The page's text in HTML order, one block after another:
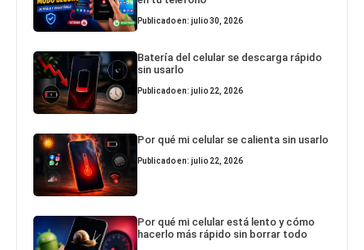
Publicado en: julio 30, 2026
Batería del celular se descarga rápido
sin usarlo
Publicado en: julio 22, 2026
Por qué mi celular se calienta sin usarlo
Publicado en: julio 22, 2026
Por qué mi celular está lento y cómo
hacerlo más rápido sin borrar todo